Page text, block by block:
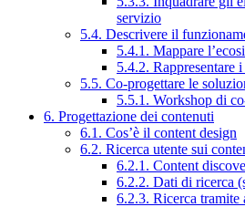
servizio
5.4. Descrivere il
5.4.1. Mappare
5.4.2. Rappresentare
5.5. Co-progettare le
5.5.1. Workshop di
6. Progettazione dei contenuti
6.1. Cos’è il content design
6.2. Ricerca utente sui
6.2.1. Content
6.2.2. Dati di ricerca
6.2.3. Ricerca tramite